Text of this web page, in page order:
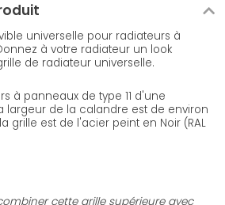
universelle pour radiateurs à
à votre radiateur un look
de radiateur universelle.
à panneaux de type 11 d'une
largeur de la calandre est de environ
grille est de l'acier peint en Noir (RAL
cette grille supérieure avec